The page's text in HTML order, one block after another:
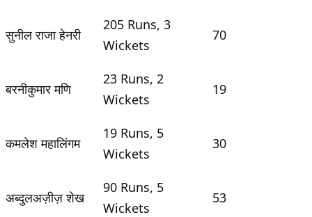
सुनील राजा हेनरी
205 Runs, 3
Wickets
70
बरनीकुमार मणि
23 Runs, 2
Wickets
19
कमलेश महालिंगम
19 Runs, 5
Wickets
30
अब्दुलअज़ीज़ शेख
90 Runs, 5
Wickets
53